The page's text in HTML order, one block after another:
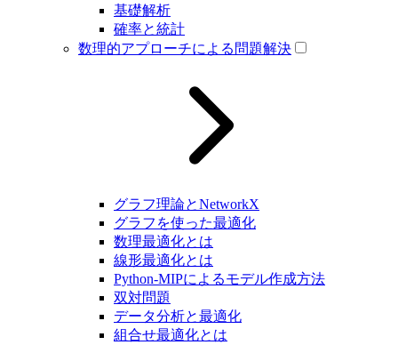
基礎解析
確率と統計
数理的アプローチによる問題解決
グラフ理論とNetworkX
グラフを使った最適化
数理最適化とは
線形最適化とは
Python-MIPによるモデル作成方法
双対問題
データ分析と最適化
組合せ最適化とは